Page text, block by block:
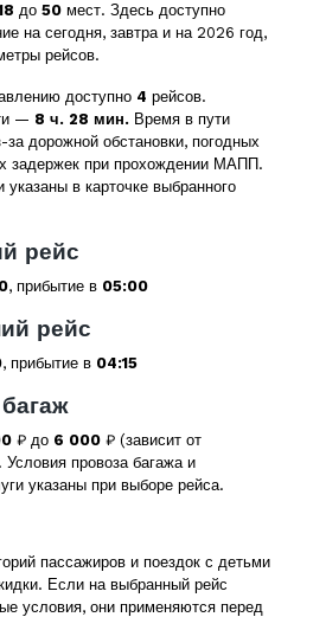
до 50 мест. Здесь доступно
на сегодня, завтра и на 2026 год,
рейсов.
доступно 4 рейсов.
— 8 ч. 28 мин. Время в пути
за дорожной обстановки, погодных
задержек при прохождении МАПП.
указаны в карточке выбранного
рейс
, прибытие в 05:00
рейс
, прибытие в 04:15
₽ до 6 000 ₽ (зависит от
провоза багажа и
указаны при выборе рейса.
пассажиров и поездок с детьми
Если на выбранный рейс
условия, они применяются перед